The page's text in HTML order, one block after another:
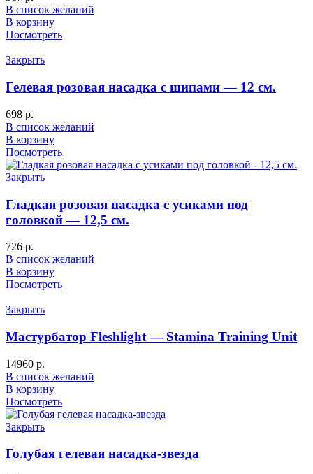
В список желаний
В корзину
Посмотреть
Закрыть
Гелевая розовая насадка с шипами — 12 см.
698 р.
В список желаний
В корзину
Посмотреть
Закрыть
Гладкая розовая насадка с усиками под
головкой — 12,5 см.
726 р.
В список желаний
В корзину
Посмотреть
Закрыть
Мастурбатор Fleshlight — Stamina Training Unit
14960 р.
В список желаний
В корзину
Посмотреть
Закрыть
Голубая гелевая насадка-звезда